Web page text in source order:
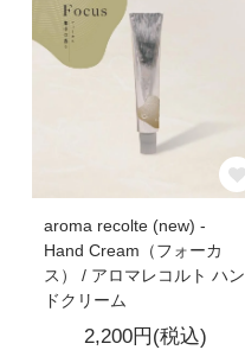
aroma recolte (new) -
Hand Cream（フォーカ
ス） / アロマレコルト ハン
ドクリーム
2,200円(税込)